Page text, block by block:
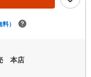
）
本店